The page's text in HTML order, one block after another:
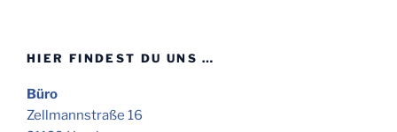
HIER FINDEST DU UNS …
Büro
Zellmannstraße 16